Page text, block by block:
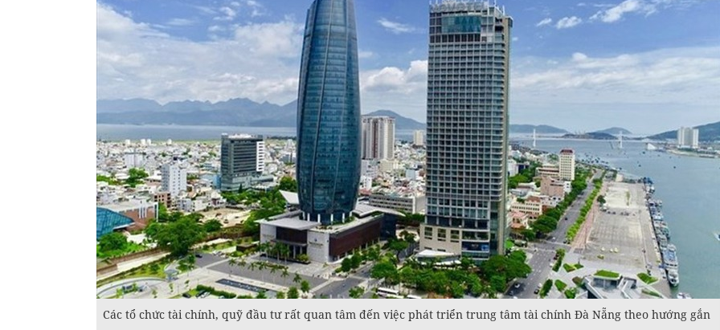
Các tổ chức tài chính, quỹ đầu tư rất quan tâm đến việc phát triển trung tâm tài chính Đà Nẵng theo hướng gắn